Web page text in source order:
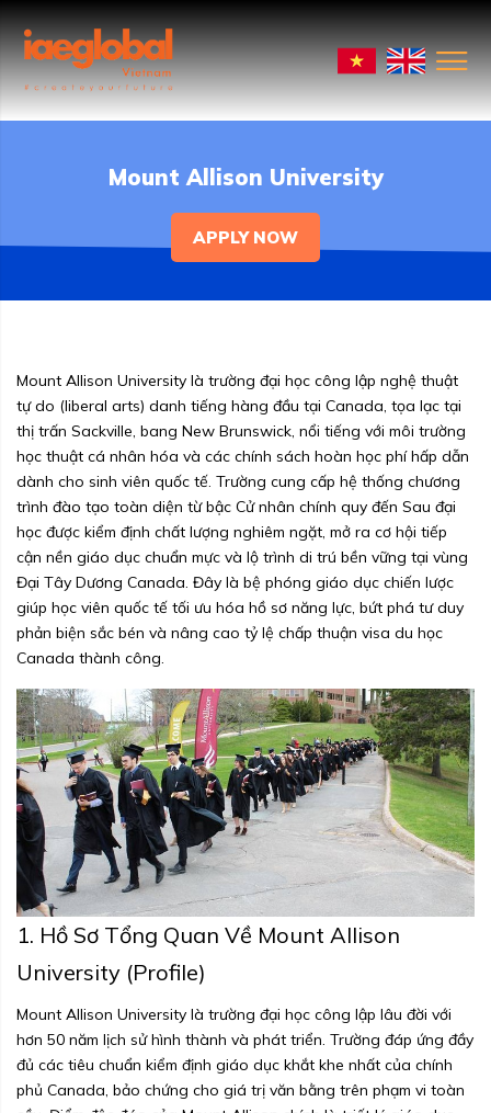
Mount Allison University
APPLY NOW
Mount Allison University là trường đại học công lập nghệ thuật
tự do (liberal arts) danh tiếng hàng đầu tại Canada, tọa lạc tại
thị trấn Sackville, bang New Brunswick, nổi tiếng với môi trường
học thuật cá nhân hóa và các chính sách hoàn học phí hấp dẫn
dành cho sinh viên quốc tế. Trường cung cấp hệ thống chương
trình đào tạo toàn diện từ bậc Cử nhân chính quy đến Sau đại
học được kiểm định chất lượng nghiêm ngặt, mở ra cơ hội tiếp
cận nền giáo dục chuẩn mực và lộ trình di trú bền vững tại vùng
Đại Tây Dương Canada. Đây là bệ phóng giáo dục chiến lược
giúp học viên quốc tế tối ưu hóa hồ sơ năng lực, bứt phá tư duy
phản biện sắc bén và nâng cao tỷ lệ chấp thuận visa du học
Canada thành công.
1. Hồ Sơ Tổng Quan Về Mount Allison
University (Profile)
Mount Allison University là trường đại học công lập lâu đời với
hơn 50 năm lịch sử hình thành và phát triển. Trường đáp ứng đầy
đủ các tiêu chuẩn kiểm định giáo dục khắt khe nhất của chính
phủ Canada, bảo chứng cho giá trị văn bằng trên phạm vi toàn